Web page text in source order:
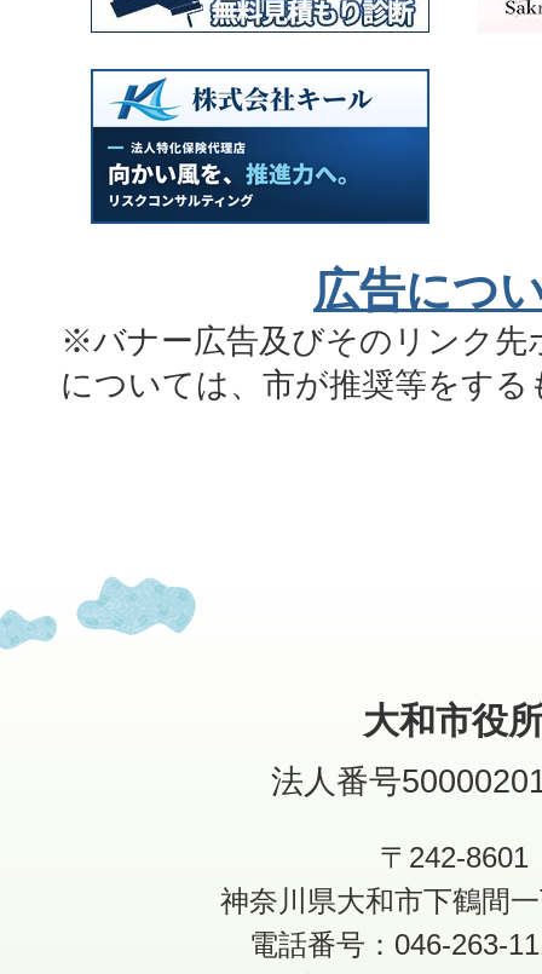
広告につ
※バナー広告及びそのリンク先
については、市が推奨等をす
大和市役
法人番号
〒242-8601
神奈川県大和市下鶴間
電話番号：046-263-